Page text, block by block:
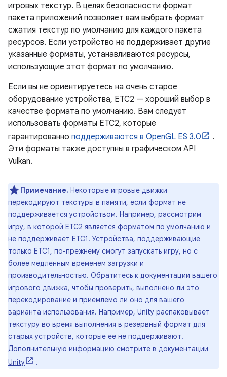
игровых текстур. В целях безопасности формат
пакета приложений позволяет вам выбрать формат
сжатия текстур по умолчанию для каждого пакета
ресурсов. Если устройство не поддерживает другие
указанные форматы, устанавливаются ресурсы,
использующие этот формат по умолчанию.
Если вы не ориентируетесь на очень старое
оборудование устройства, ETC2 — хороший выбор в
качестве формата по умолчанию. Вам следует
использовать форматы ETC2, которые
гарантированно поддерживаются в OpenGL ES 3.0
.
Эти форматы также доступны в графическом API
Vulkan.
Примечание. Некоторые игровые движки
перекодируют текстуры в памяти, если формат не
поддерживается устройством. Например, рассмотрим
игру, в которой ETC2 является форматом по умолчанию и
не поддерживает ETC1. Устройства, поддерживающие
только ETC1, по-прежнему смогут запускать игру, но с
более медленным временем загрузки и
производительностью. Обратитесь к документации вашего
игрового движка, чтобы проверить, выполнено ли это
перекодирование и приемлемо ли оно для вашего
варианта использования. Например, Unity распаковывает
текстуру во время выполнения в резервный формат для
старых устройств, которые ее не поддерживают.
Дополнительную информацию смотрите в документации
Unity
.